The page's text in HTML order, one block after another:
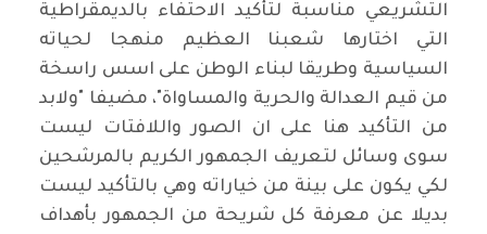
التشريعي مناسبة لتأكيد الاحتفاء بالديمقراطية
التي اختارها شعبنا العظيم منهجا لحياته
السياسية وطريقا لبناء الوطن على اسس راسخة
من قيم العدالة والحرية والمساواة"، مضيفا "ولابد
من التأكيد هنا على ان الصور واللافتات ليست
سوى وسائل لتعريف الجمهور الكريم بالمرشحين
لكي يكون على بينة من خياراته وهي بالتأكيد ليست
بديلا عن معرفة كل شريحة من الجمهور بأهداف